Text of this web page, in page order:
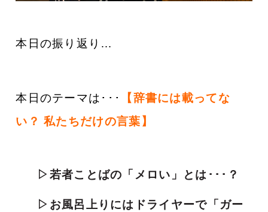
本日の振り返り…
本日のテーマは･･･
【辞書には載ってな
い？ 私たちだけの言葉 】
▷若者ことばの「メロい」とは･･･？
▷お風呂上りにはドライヤーで「ガー